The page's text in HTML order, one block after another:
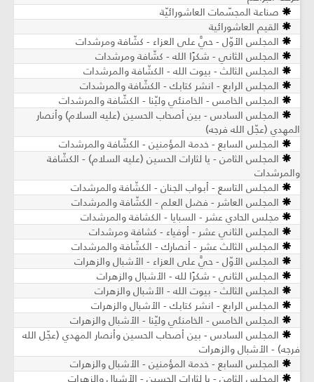
صناعة المجسّمات العاشورائيّة
القيم العاشورائية
المجلس الأوّل - حيَّ على العزاء - كشّافة ومرشدات
المجلس الثاني - شكرًا الله - كشّافة ومرشدات
المجلس الثالث - بيوت الله - الكشّافة والمرشدات
المجلس الرابع - انشر كتابك - الكشّافة والمرشدات
المجلس الخامس - الخامنئي وليّنا - الكشّافة والمرشدات
المجلس السادس - بين أصحاب الحسين (عليه السلام) وأنصار
المهدي (عجّل الله فرجه)
المجلس السابع - خدمة المؤمنين - الكشّافة والمرشدات
المجلس الثامن - يا لثارات الحسين (عليه السلام) - الكشّافة
والمرشدات
المجلس التاسع - أبواب الجنان - الكشّافة والمرشدات
المجلس العاشر - فضل العلم - الكشّافة والمرشدات
مجلس الحادي عشر - السبايا - الكشافة والمرشدات
المجلس الثاني عشر - أوفياء - كشافة ومرشدات
المجلس الثالث عشر - أنصارك - الكشّافة والمرشدات
المجلس الأوّل - حيَّ على العزاء - الأشبال والزهرات
المجلس الثاني - شكرًا لله - الأشبال والزهرات
المجلس الثالث - بيوت الله - الأشبال والزهرات
المجلس الرابع - انشر كتابك - الأشبال والزهرات
المجلس الخامس - الخامنئي وليّنا - الأشبال والزهرات
المجلس السادس - بين أصحاب الحسين وأنصار المهدي (عجّل الله
فرجه) - الأشبال والزهرات
المجلس السابع - خدمة المؤمنين - الأشبال والزهرات
المجلس الثامن - يا لثارات الحسين - الأشبال والزهرات